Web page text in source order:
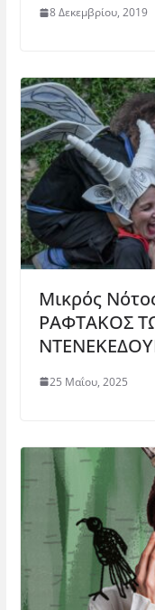
ρ
ά
)
ρ
ο
υ
ρ
8 Δεκεμβρίου, 2019
Μικρός
ΡΑΦΤΑΚΟΣ
25 Μαΐου, 2025